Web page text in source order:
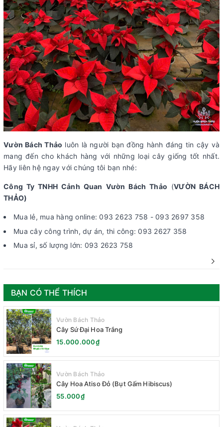
Vườn Bách Thảo luôn là người bạn đồng hành đáng tin cậy và
mang đến cho khách hàng với những loại cây giống tốt nhất.
Hãy liên hệ ngay với chúng tôi bạn nhé:
Công Ty TNHH Cảnh Quan Vườn Bách Thảo (VƯỜN BÁCH
THẢO)
Mua lẻ, mua hàng online: 093 2623 758 - 093 2697 358
Mua cây công trình, dự án, thi công: 093 2627 358
Mua sỉ, số lượng lớn: 093 2623 758
BẠN CÓ THỂ THÍCH
Vườn Bách Thảo
Cây Sứ Đại Hoa Trắng
15.000.000₫
Vườn Bách Thảo
Cây Hoa Atiso Đỏ (Bụt Gấm Hibiscus)
55.000₫